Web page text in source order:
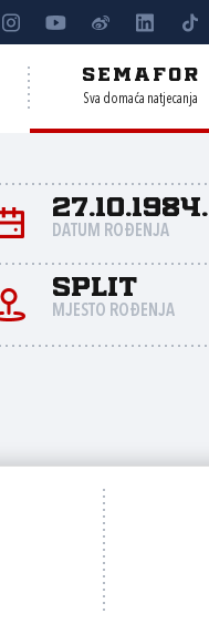
SEMAFOR
Sva domaća natjecanja
27.10.1984.
DATUM ROĐENJA
Split
MJESTO ROĐENJA